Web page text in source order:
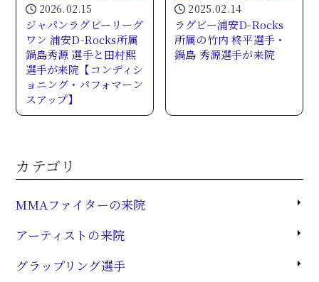
2026.02.15
ジャパンラグビーリーグ
ワン 浦安D-Rocks所属
鍋島秀源 選手と田村熙
選手が来院【コンディシ
ョニング・パフォマーン
スアップ】
2025.02.14
ラグビー浦安D-Rocks
所属の竹内 柊平選手・
鍋島 秀源選手が来院
カテゴリ
MMAファイターの来院
アーティストの来院
グラップリング選手